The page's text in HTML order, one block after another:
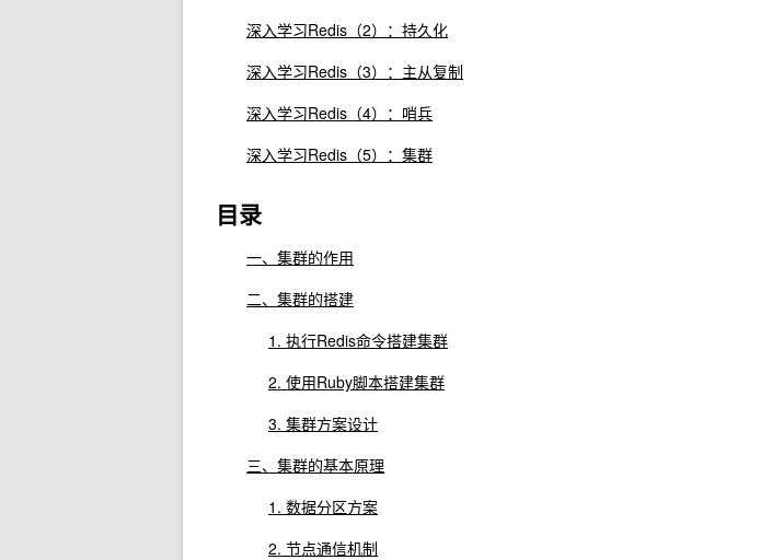
深入学习Redis（2）：持久化
深入学习Redis（3）：主从复制
深入学习Redis（4）：哨兵
深入学习Redis（5）：集群
目录
一、集群的作用
二、集群的搭建
1. 执行Redis命令搭建集群
2. 使用Ruby脚本搭建集群
3. 集群方案设计
三、集群的基本原理
1. 数据分区方案
2. 节点通信机制